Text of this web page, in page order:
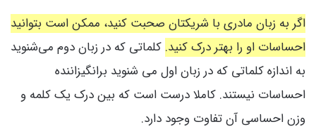
اگر به زبان مادری با شریکتان صحبت کنید، ممکن است بتوانید
احساسات او را بهتر درک کنید. کلماتی که در زبان دوم می‌شنوید
به اندازه کلماتی که در زبان اول می شنوید برانگیزاننده
احساسات نیستند. کاملا درست است که بین درک یک کلمه و
وزن احساسی آن تفاوت وجود دارد.